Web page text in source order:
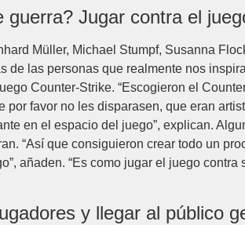
Jugar contra el
Müller, Michael Stumpf, Susanna
de las personas que realmente nos
Counter-Strike. “Escogieron el
favor no les disparasen, que eran
en el espacio del juego”, explican.
“Así que consiguieron crear todo un
añaden. “Es como jugar el juego
y llegar al público